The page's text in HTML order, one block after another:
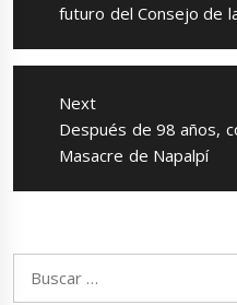
post:
futuro del Consejo de
Next
Next
post:
Después de 98 años,
Masacre de Napalpí